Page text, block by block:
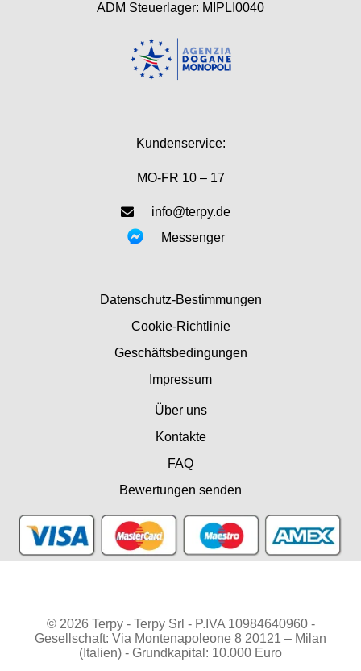
ADM Steuerlager: MIPLI0040
Kundenservice:
MO-FR 10 – 17
info@terpy.de
Messenger
Datenschutz-Bestimmungen
Cookie-Richtlinie
Geschäftsbedingungen
Impressum
Über uns
Kontakte
FAQ
Bewertungen senden
© 2026 Terpy - Terpy Srl - P.IVA 10984640960 -
Gesellschaft: Via Montenapoleone 8 20121 – Milan
(Italien) - Grundkapital: 10.000 Euro